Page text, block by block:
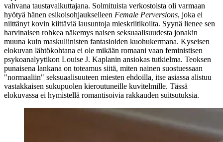
vahvana taustavaikuttajana. Solmituista verkostoista oli varmaan
hyötyä hänen esikoisohjaukselleen Female Perversions, joka ei
niittänyt kovin kiittäviä lausuntoja mieskriitikoilta. Syynä lienee sen
harvinaisen rohkea näkemys naisen seksuaalisuudesta jonakin
muuna kuin maskuliinisten fantasioiden kuohukermana. Kyseisen
elokuvan lähtökohtana ei ole mikään romaani vaan feministisen
psykoanalyytikon Louise J. Kaplanin ansiokas tutkielma. Teoksen
punaisena lankana on toteamus siitä, miten nainen suostuessaan
"normaaliin" seksuaalisuuteen miesten ehdoilla, itse asiassa alistuu
vastakkaisen sukupuolen kieroutuneille kuvitelmille. Tässä
elokuvassa ei hymistellä romantisoivia rakkauden suitsutuksia.